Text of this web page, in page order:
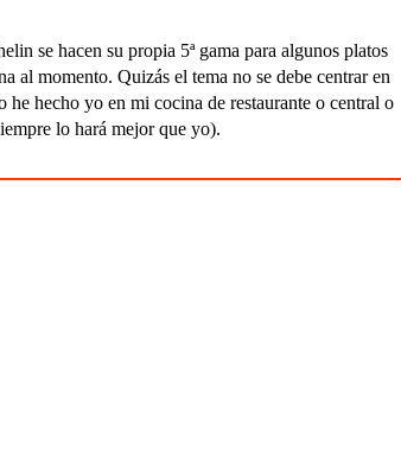
se hacen su propia 5ª gama para algunos platos
al momento. Quizás el tema no se debe centrar en
he hecho yo en mi cocina de restaurante o central o
lo hará mejor que yo).